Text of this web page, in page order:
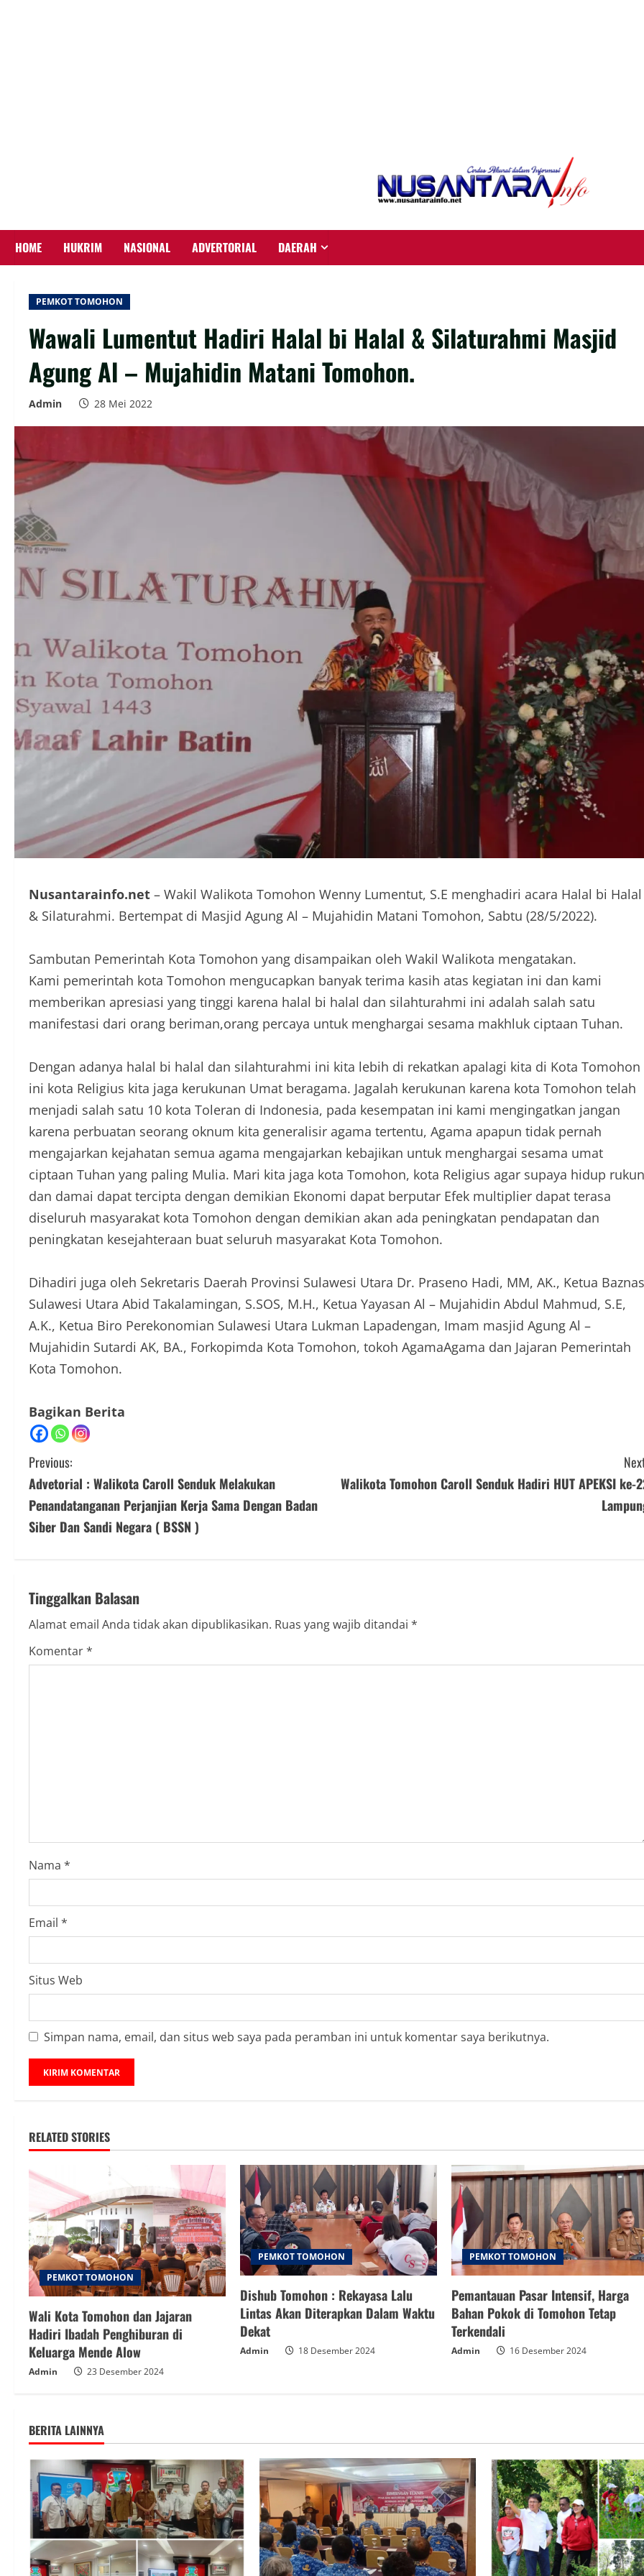
HOME HUKRIM NASIONAL ADVERTORIAL DAERAH
PEMKOT TOMOHON
Wawali Lumentut Hadiri Halal bi Halal & Silaturahmi Masjid
Agung Al – Mujahidin Matani Tomohon.
Admin 28 Mei 2022
Nusantarainfo.net – Wakil Walikota Tomohon Wenny Lumentut, S.E menghadiri acara Halal bi Halal
& Silaturahmi. Bertempat di Masjid Agung Al – Mujahidin Matani Tomohon, Sabtu (28/5/2022).
Sambutan Pemerintah Kota Tomohon yang disampaikan oleh Wakil Walikota mengatakan.
Kami pemerintah kota Tomohon mengucapkan banyak terima kasih atas kegiatan ini dan kami
memberikan apresiasi yang tinggi karena halal bi halal dan silahturahmi ini adalah salah satu
manifestasi dari orang beriman,orang percaya untuk menghargai sesama makhluk ciptaan Tuhan.
Dengan adanya halal bi halal dan silahturahmi ini kita lebih di rekatkan apalagi kita di Kota Tomohon
ini kota Religius kita jaga kerukunan Umat beragama. Jagalah kerukunan karena kota Tomohon telah
menjadi salah satu 10 kota Toleran di Indonesia, pada kesempatan ini kami mengingatkan jangan
karena perbuatan seorang oknum kita generalisir agama tertentu, Agama apapun tidak pernah
mengajarkan kejahatan semua agama mengajarkan kebajikan untuk menghargai sesama umat
ciptaan Tuhan yang paling Mulia. Mari kita jaga kota Tomohon, kota Religius agar supaya hidup rukun
dan damai dapat tercipta dengan demikian Ekonomi dapat berputar Efek multiplier dapat terasa
diseluruh masyarakat kota Tomohon dengan demikian akan ada peningkatan pendapatan dan
peningkatan kesejahteraan buat seluruh masyarakat Kota Tomohon.
Dihadiri juga oleh Sekretaris Daerah Provinsi Sulawesi Utara Dr. Praseno Hadi, MM, AK., Ketua Baznas
Sulawesi Utara Abid Takalamingan, S.SOS, M.H., Ketua Yayasan Al – Mujahidin Abdul Mahmud, S.E,
A.K., Ketua Biro Perekonomian Sulawesi Utara Lukman Lapadengan, Imam masjid Agung Al –
Mujahidin Sutardi AK, BA., Forkopimda Kota Tomohon, tokoh AgamaAgama dan Jajaran Pemerintah
Kota Tomohon.
Bagikan Berita
C
o
n
i
n
u
n
g
Previous:
Advetorial : Walikota Caroll Senduk Melakukan
Penandatanganan Perjanjian Kerja Sama Dengan Badan
Siber Dan Sandi Negara ( BSSN )
Walikota Tomohon Caroll Senduk Hadiri HUT APEKSI ke-
Tinggalkan Balasan
Alamat email Anda tidak akan dipublikasikan. Ruas yang wajib ditandai *
Komentar*
Nama *
Email *
Situs Web
Simpan nama, email, dan situs web saya pada peramban ini untuk komentar saya berikutnya.
RELATED STORIES
PEMKOT TOMOHON
Wali Kota Tomohon dan Jajaran
Hadiri Ibadah Penghiburan di
Keluarga Mende Alow
Admin 23 Desember 2024
PEMKOT TOMOHON
Dishub Tomohon : Rekayasa Lalu
Lintas Akan Diterapkan Dalam Waktu
Dekat
Admin 18 Desember 2024
PEMKOT TOMOHON
Pemantauan Pasar Intensif, Harga
Bahan Pokok di Tomohon Tetap
Terkendali
Admin 16 Desember 2024
BERITA LAINNYA